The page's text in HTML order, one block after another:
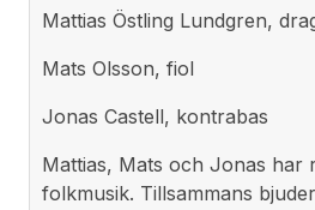
Mattias Östling Lundgren,
Mats Olsson, fiol
Jonas Castell, kontrabas
Mattias, Mats och Jonas har
folkmusik. Tillsammans